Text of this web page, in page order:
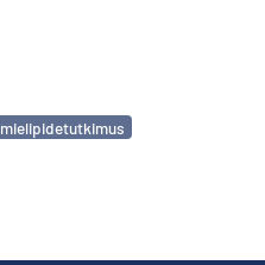
mielipidetutkimus